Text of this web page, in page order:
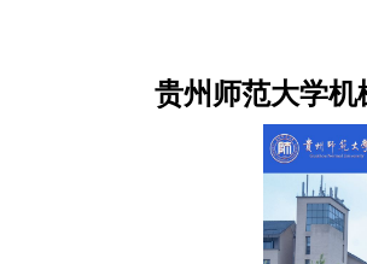
贵州师范大学机